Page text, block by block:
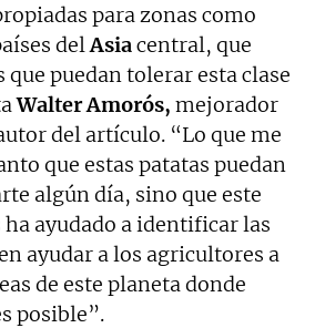
para zonas como
delAsiacentral, que
puedan tolerar esta clase
Walter Amorós, mejorador
del artículo. “Lo que me
que estas patatas puedan
algún día, sino que este
ayudado a identificar las
ayudar a los agricultores a
de este planeta donde
posible”.